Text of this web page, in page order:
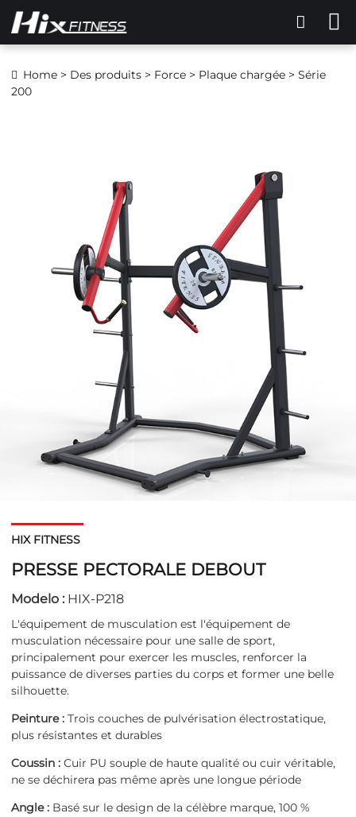
Home > Des produits > Force > Plaque chargée > Série
200
HIX FITNESS
PRESSE PECTORALE DEBOUT
Modelo : HIX-P218
L'équipement de musculation est l'équipement de
musculation nécessaire pour une salle de sport,
principalement pour exercer les muscles, renforcer la
puissance de diverses parties du corps et former une belle
silhouette.
Peinture : Trois couches de pulvérisation électrostatique,
plus résistantes et durables
Coussin : Cuir PU souple de haute qualité ou cuir véritable,
ne se déchirera pas même après une longue période
Angle : Basé sur le design de la célèbre marque, 100 %